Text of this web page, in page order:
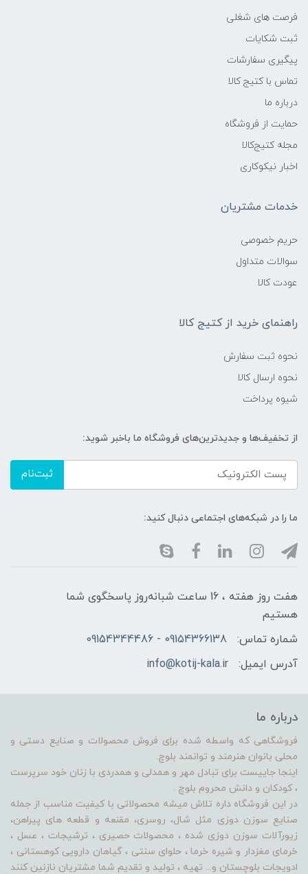
فرصت های شغلی
ثبت شکایات
پیگیری سفارشات
تماس با کتیج کالا
درباره ما
حمایت از فروشگاه
مجله کتیج‌کالا
اخبار نیکوکاری
خدمات مشتریان
حریم خصوصی
سوالات متداول
عودت کالا
راهنمای خرید از کتیج کالا
نحوه ثبت سفارش
نحوه ارسال کالا
شیوه پرداخت
از تخفیف‌ها و جدیدترین‌های فروشگاه ما باخبر شوید:
ثبت‌نام
ما را در شبکه‌های اجتماعی دنبال کنید:
هفت روز هفته ، 16 ساعت شبانه‌روز پاسخگوی شما
هستیم
شماره تماس:
09154366138 - 09154344486
آدرس ایمیل:
info@kotij-kala.ir
درباره ما
فروشگاهی که واسطه شده برای فروش محصولات و صنایع دستی و
محلی بانوان هنرمند و توانمند بلوچ.
اینجا جاییست برای تبادل مهر و همدلی و همدردی با زنان خود سرپرست
، کودکان و دانش محروم بلوچ .
در این فروشگاه داره تلاش میشه محصولاتی با کیفیت مناسب از جمله
صنایع سوزن دوزی مثل شال، روسری، مقنعه و قطعه های پیراهن،
زیورآلات سوزن دوزی شده ، محصولات حصیری ، ترشیجات ، عسل ،
خرمای مغزدار و شیره خرما ، حلوای سنتی ، گیاهان دارویی کوهستانی ،
ادویجات بلوچستان و... تهیه ، تولید و تقدیم شما مشتریان نازنین کنند